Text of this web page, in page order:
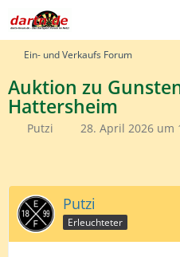
Ein- und Verkaufs Forum
Auktion zu
Hattersheim
Putzi 28. April 2026 um
Putzi
Erleuchteter